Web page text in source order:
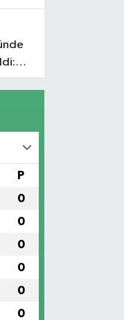
P
0
0
0
0
0
0